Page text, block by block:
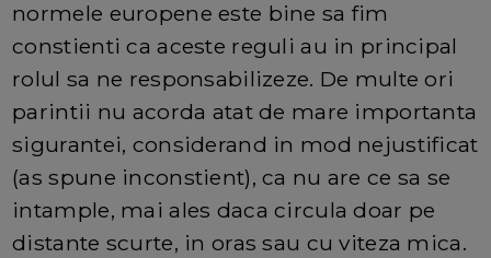
normele europene este bine sa fim
constienti ca aceste reguli au in principal
rolul sa ne responsabilizeze. De multe ori
parintii nu acorda atat de mare importanta
sigurantei, considerand in mod nejustificat
(as spune inconstient), ca nu are ce sa se
intample, mai ales daca circula doar pe
distante scurte, in oras sau cu viteza mica.